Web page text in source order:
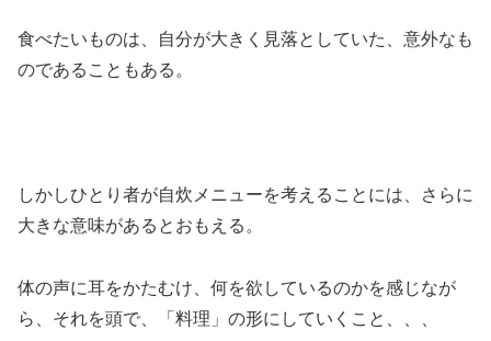
食べたいものは、自分が大きく見落としていた、意外なも
のであることもある。
しかしひとり者が自炊メニューを考えることには、さらに
大きな意味があるとおもえる。
体の声に耳をかたむけ、何を欲しているのかを感じなが
ら、それを頭で、「料理」の形にしていくこと、、、